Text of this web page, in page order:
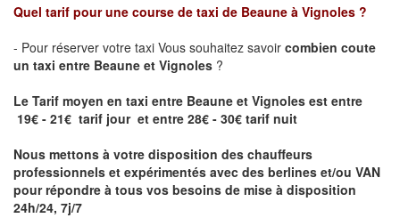
Quel tarif pour une course de taxi de Beaune à Vignoles ?
- Pour réserver votre taxi Vous souhaitez savoir combien coute
un taxi entre Beaune et Vignoles ?
Le Tarif moyen en taxi entre Beaune et Vignoles est entre
19€ - 21€ tarif jour et entre 28€ - 30€ tarif nuit
Nous mettons à votre disposition des chauffeurs
professionnels et expérimentés avec des berlines et/ou VAN
pour répondre à tous vos besoins de mise à disposition
24h/24, 7j/7